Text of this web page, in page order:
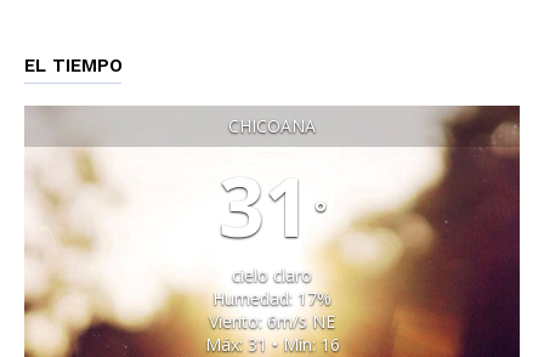
EL TIEMPO
CHICOANA
31 °
cielo claro
Humedad: 17%
Viento: 6m/s NE
Máx: 31 • Mín: 16